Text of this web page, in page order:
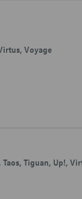
Voyage
Tiguan, Up!,